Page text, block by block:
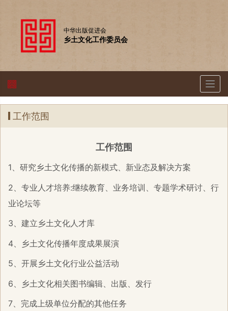
中华出版促进会
乡土文化工作委员会
工作范围
工作范围
1、研究乡土文化传播的新模式、新业态及解决方案
2、专业人才培养:继续教育、业务培训、专题学术研讨、行
业论坛等
3、建立乡土文化人才库
4、乡土文化传播年度成果展演
5、开展乡土文化行业公益活动
6、乡土文化相关图书编辑、出版、发行
7、完成上级单位分配的其他任务